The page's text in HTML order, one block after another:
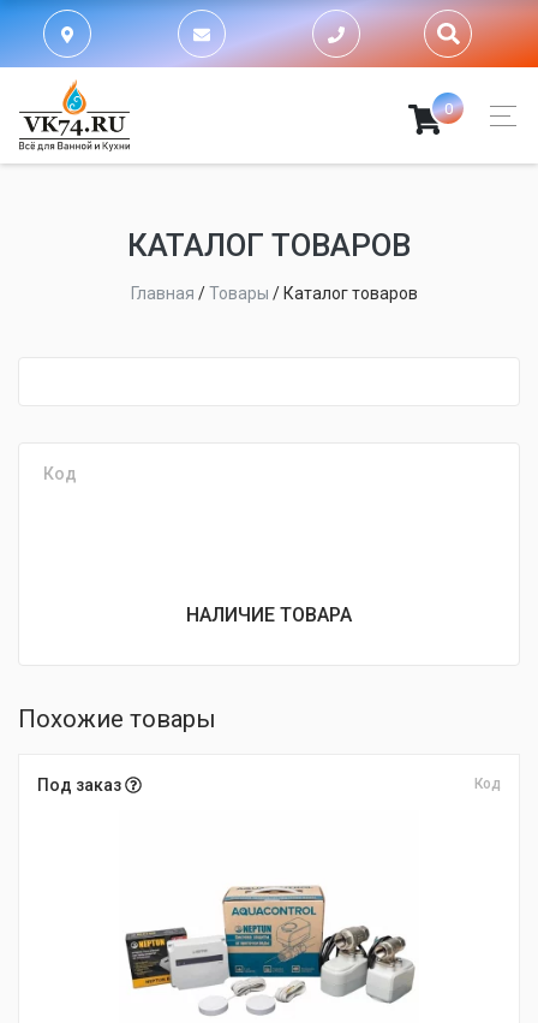
0
КАТАЛОГ ТОВАРОВ
Главная /Товары / Каталог товаров
Код
НАЛИЧИЕ ТОВАРА
Похожие товары
Под заказ Код